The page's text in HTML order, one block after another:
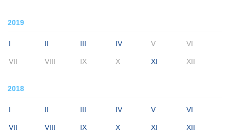
2019
I II III IV V VI
VII VIII IX X XI XII
2018
I II III IV V VI
VII VIII IX X XI XII